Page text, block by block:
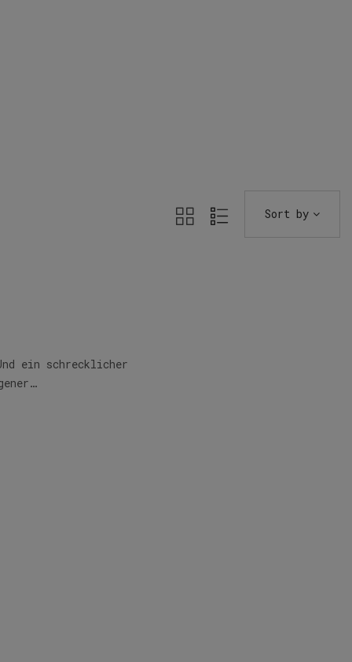
Sort by
ein schrecklicher